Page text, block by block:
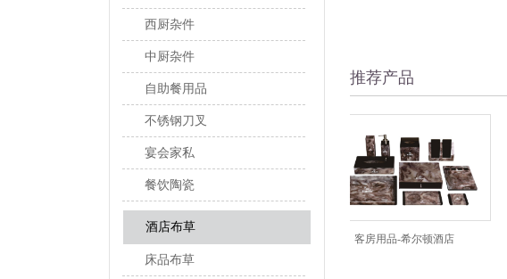
西厨杂件
中厨杂件
自助餐用品
不锈钢刀叉
宴会家私
餐饮陶瓷
酒店布草
床品布草
推荐产品
客房用品-希尔顿酒店